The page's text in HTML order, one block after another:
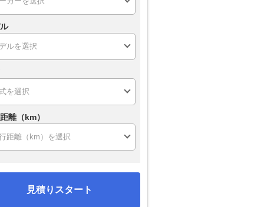
離（km）
見積りスタート